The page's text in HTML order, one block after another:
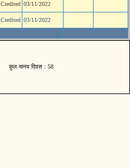
Credited 03/11/2022
Credited 03/11/2022
कुल मानव दिवस : 58